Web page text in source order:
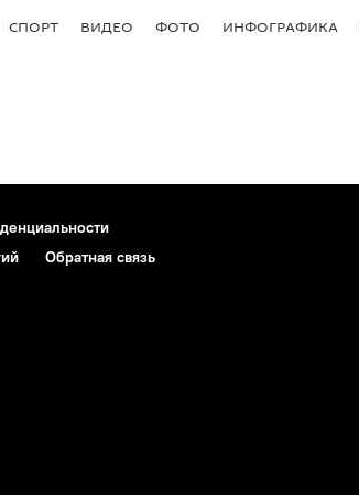
СПОРТ ВИДЕО ФОТО ИНФОГРАФИКА
Обратная связь